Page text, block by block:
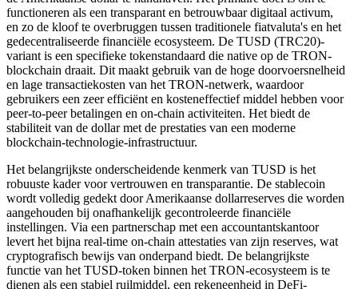
functioneren als een transparant en betrouwbaar digitaal activum,
en zo de kloof te overbruggen tussen traditionele fiatvaluta's en het
gedecentraliseerde financiële ecosysteem. De TUSD (TRC20)-
variant is een specifieke tokenstandaard die native op de TRON-
blockchain draait. Dit maakt gebruik van de hoge doorvoersnelheid
en lage transactiekosten van het TRON-netwerk, waardoor
gebruikers een zeer efficiënt en kosteneffectief middel hebben voor
peer-to-peer betalingen en on-chain activiteiten. Het biedt de
stabiliteit van de dollar met de prestaties van een moderne
blockchain-technologie-infrastructuur.
Het belangrijkste onderscheidende kenmerk van TUSD is het
robuuste kader voor vertrouwen en transparantie. De stablecoin
wordt volledig gedekt door Amerikaanse dollarreserves die worden
aangehouden bij onafhankelijk gecontroleerde financiële
instellingen. Via een partnerschap met een accountantskantoor
levert het bijna real-time on-chain attestaties van zijn reserves, wat
cryptografisch bewijs van onderpand biedt. De belangrijkste
functie van het TUSD-token binnen het TRON-ecosysteem is te
dienen als een stabiel ruilmiddel, een rekeneenheid in DeFi-